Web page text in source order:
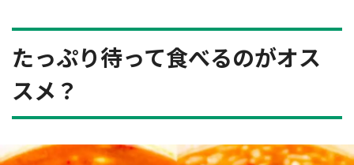
たっぷり待って食べるのがオス
スメ？